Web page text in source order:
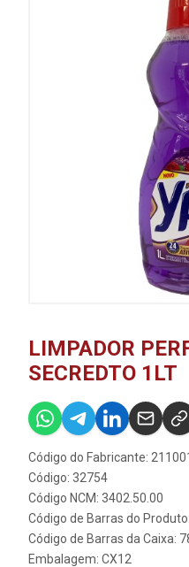
LIMPADOR
SECREDTO 1LT
Código do Fabricante:
Código: 32754
Código NCM: 3402.50.00
Código de Barras do
Código de Barras da Caixa:
Embalagem: CX12